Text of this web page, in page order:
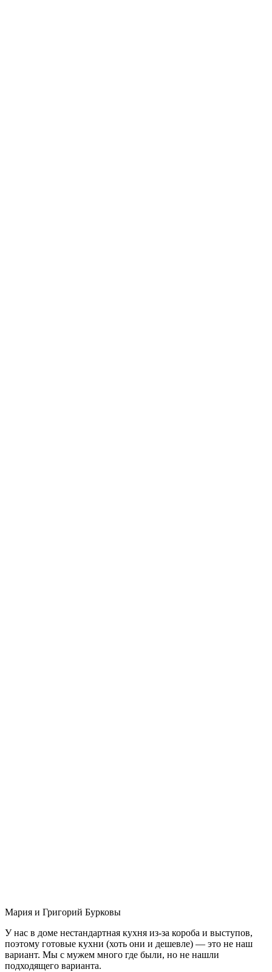
Мария и Григорий Бурковы
У нас в доме нестандартная кухня из-за короба и выступов,
поэтому готовые кухни (хоть они и дешевле) — это не наш
вариант. Мы с мужем много где были, но не нашли
подходящего варианта.